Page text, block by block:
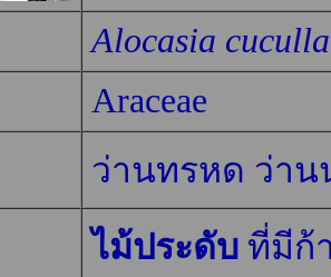
Alocasia
Araceae
ว่านทรหด ว่าน
ไม้ประดับ ที่มีก้